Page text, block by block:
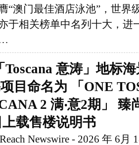
“澳门最佳酒店泳池”，世界
于相关榜单中名列十大，进
意涛」地标
目命名为 「ONE
2 满‧意2期」
载售楼说明书
Newswire - 2026 年 6